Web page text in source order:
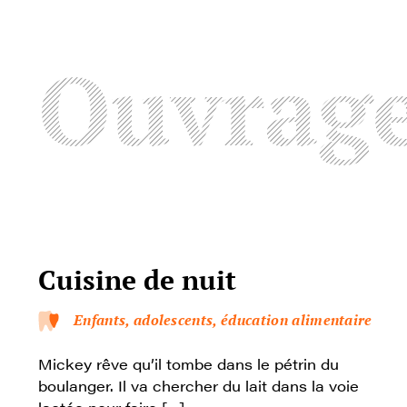
Cuisine de nuit
Enfants, adolescents, éducation alimentaire
Mickey rêve qu’il tombe dans le pétrin du
boulanger. Il va chercher du lait dans la voie